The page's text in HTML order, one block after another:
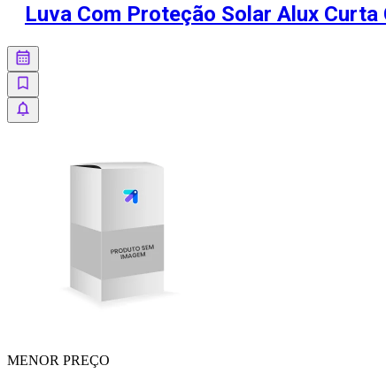
Luva Com Proteção Solar Alux Curta
MENOR PREÇO